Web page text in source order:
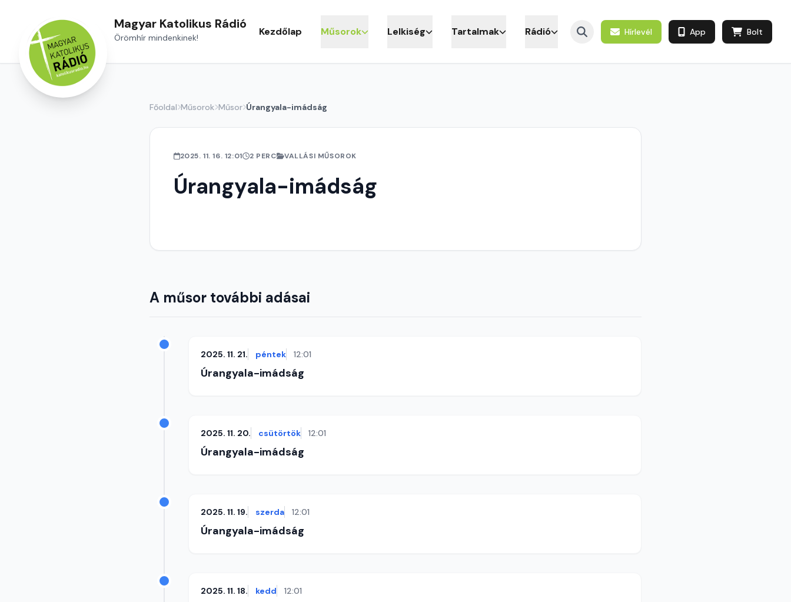
Magyar Katolikus Rádió
Örömhír mindenkinek! Kezdőlap Műsorok Lelkiség Tartalmak Rádió Hírlevél App Bolt
Főoldal Műsorok Műsor Úrangyala-imádság
2025. 11. 16. 12:01 2 PERC VALLÁSI MŰSOROK
Úrangyala-imádság
A műsor további adásai
2025. 11. 21. péntek 12:01
Úrangyala-imádság
2025. 11. 20. csütörtök 12:01
Úrangyala-imádság
2025. 11. 19. szerda 12:01
Úrangyala-imádság
2025. 11. 18. kedd 12:01